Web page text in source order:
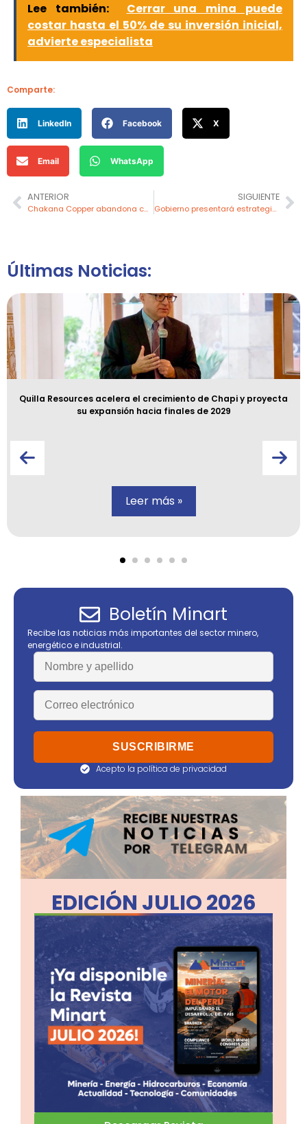
Lee también:
Cerrar una mina puede
costar hasta el 50% de su inversión inicial,
advierte especialista
Comparte:
LinkedIn Facebook X
Email WhatsApp
ANTERIOR
Chakana Copper abandona concesiones de Condor en proyecto Soledad
SIGUIENTE
Gobierno presentará estrategia multisectorial para reducir la minería ilegal
Últimas Noticias:
Quilla Resources acelera el crecimiento de Chapi y proyecta
su expansión hacia finales de 2029
Leer más »
Boletín Minart
Recibe las noticias más importantes del sector minero,
energético e industrial.
Acepto la política de privacidad
EDICIÓN JULIO 2026